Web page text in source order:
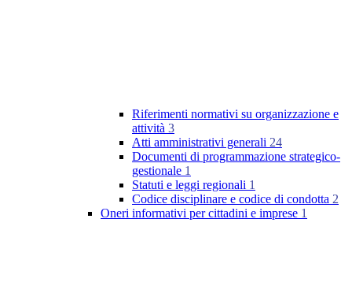
Riferimenti normativi su organizzazione e
attività 3
Atti amministrativi generali 24
Documenti di programmazione strategico-
gestionale 1
Statuti e leggi regionali 1
Codice disciplinare e codice di condotta 2
Oneri informativi per cittadini e imprese 1